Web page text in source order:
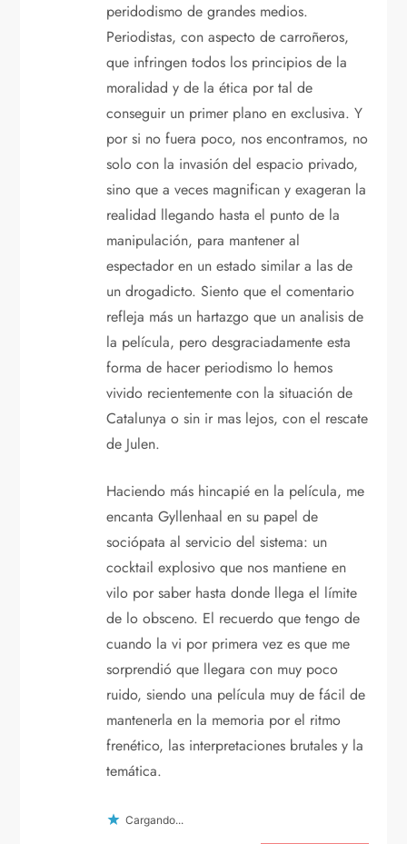
peridodismo de grandes medios.
Periodistas, con aspecto de carroñeros,
que infringen todos los principios de la
moralidad y de la ética por tal de
conseguir un primer plano en exclusiva. Y
por si no fuera poco, nos encontramos, no
solo con la invasión del espacio privado,
sino que a veces magnifican y exageran la
realidad llegando hasta el punto de la
manipulación, para mantener al
espectador en un estado similar a las de
un drogadicto. Siento que el comentario
refleja más un hartazgo que un analisis de
la película, pero desgraciadamente esta
forma de hacer periodismo lo hemos
vivido recientemente con la situación de
Catalunya o sin ir mas lejos, con el rescate
de Julen.
Haciendo más hincapié en la película, me
encanta Gyllenhaal en su papel de
sociópata al servicio del sistema: un
cocktail explosivo que nos mantiene en
vilo por saber hasta donde llega el límite
de lo obsceno. El recuerdo que tengo de
cuando la vi por primera vez es que me
sorprendió que llegara con muy poco
ruido, siendo una película muy de fácil de
mantenerla en la memoria por el ritmo
frenético, las interpretaciones brutales y la
temática.
Cargando...